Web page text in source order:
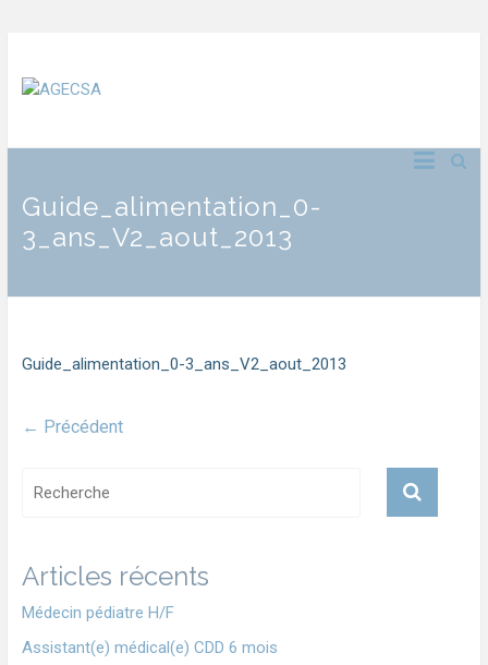
Guide_alimentation_0-
3_ans_V2_aout_2013
Guide_alimentation_0-3_ans_V2_aout_2013
← Précédent
Articles récents
Médecin pédiatre H/F
Assistant(e) médical(e) CDD 6 mois